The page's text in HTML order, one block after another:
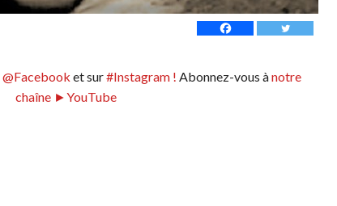
et sur#Instagram ! Abonnez-vous ànotre
chaîne ►YouTube